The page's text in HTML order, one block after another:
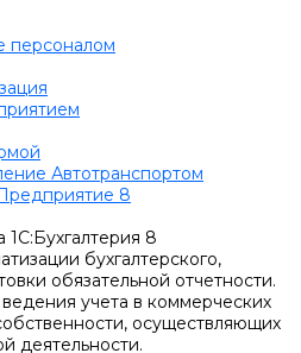
персоналом
Автотранспортом
8
8
бухгалтерского,
обязательной отчетности.
учета в коммерческих
осуществляющих
деятельности.